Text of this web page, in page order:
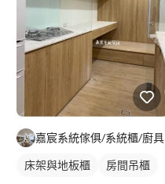
嘉宸系統傢俱/系統櫃/廚具
床架與地板櫃 房間吊櫃